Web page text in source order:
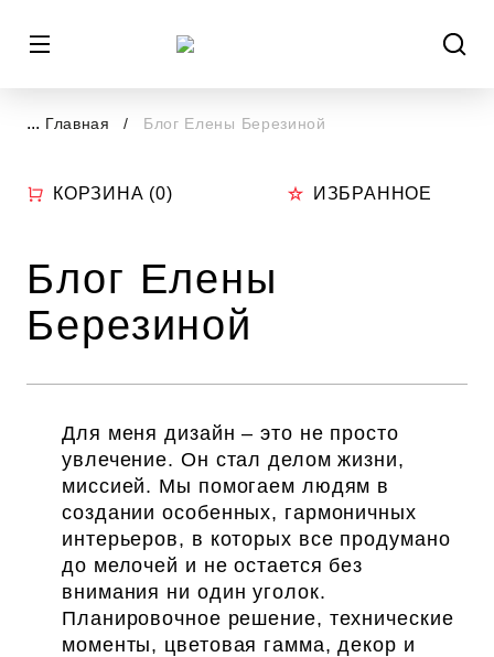
... Главная Блог Елены Березиной
КОРЗИНА (0) ИЗБРАННОЕ
Блог Елены
Березиной
Для меня дизайн – это не просто
увлечение. Он стал делом жизни,
миссией. Мы помогаем людям в
создании особенных, гармоничных
интерьеров, в которых все продумано
до мелочей и не остается без
внимания ни один уголок.
Планировочное решение, технические
моменты, цветовая гамма, декор и